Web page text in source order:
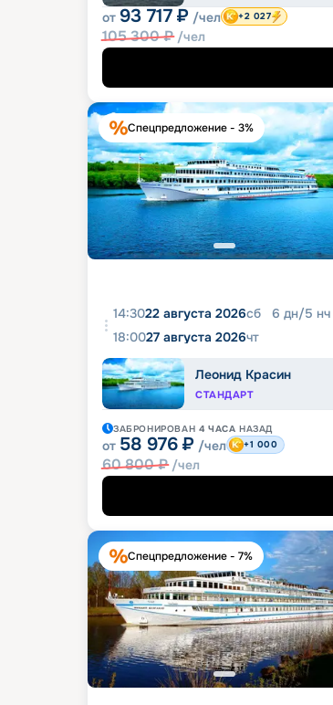
от 93 717 ₽ /чел
105 300₽ /чел
+2 027
Спецпредложение - 3%
14:3022 августа 2026сб 6 дн/5 нч
18:0027 августа 2026чт
Леонид Красин
СТАНДАРТ
ЗАБРОНИРОВАН 4 ЧАСА НАЗАД
от 58 976 ₽ /чел
60 800₽ /чел
+1 000
Спецпредложение - 7%